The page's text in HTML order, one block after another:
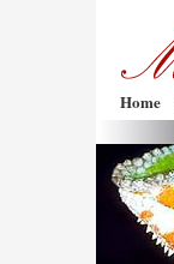
Home